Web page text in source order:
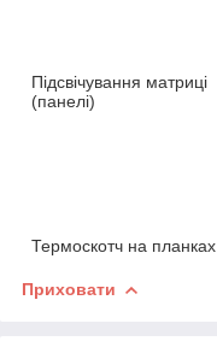
Підсвічування матриці
(панелі)
Термоскотч на планках
Приховати